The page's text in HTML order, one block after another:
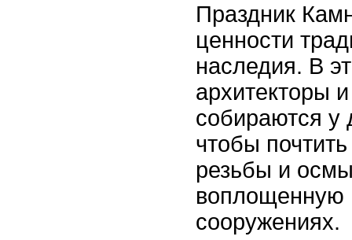
Праздник
ценности
наследия. В
архитекторы
собираются у
чтобы
резьбы и
воплощенную
сооружениях.